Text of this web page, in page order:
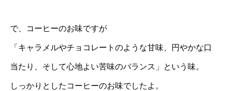
で、コーヒーのお味ですが
「キャラメルやチョコレートのような甘味、円やかな口
当たり、そして心地よい苦味のバランス」という味。
しっかりとしたコーヒーのお味でしたよ。